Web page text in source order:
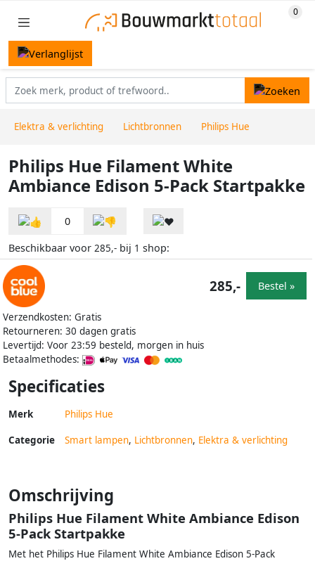
Elektra & verlichting Lichtbronnen Philips Hue
Philips Hue Filament White
Ambiance Edison 5-Pack Startpakke
0
Beschikbaar voor 285,- bij 1 shop:
Verzendkosten: Gratis
Retourneren: 30 dagen gratis
Levertijd: Voor 23:59 besteld, morgen in huis
Betaalmethodes:
285,- Bestel »
Specificaties
Merk Philips Hue
Categorie Smart lampen, Lichtbronnen, Elektra & verlichting
Omschrijving
Philips Hue Filament White Ambiance Edison
5-Pack Startpakke
Met het Philips Hue Filament White Ambiance Edison 5-Pack